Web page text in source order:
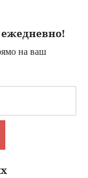
ежедневно!
на ваш